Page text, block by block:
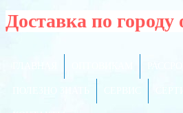
Доставка по городу